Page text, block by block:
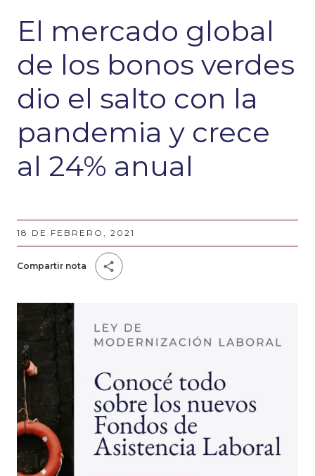
El mercado global
de los bonos verdes
dio el salto con la
pandemia y crece
al 24% anual
18 DE FEBRERO, 2021
Compartir nota